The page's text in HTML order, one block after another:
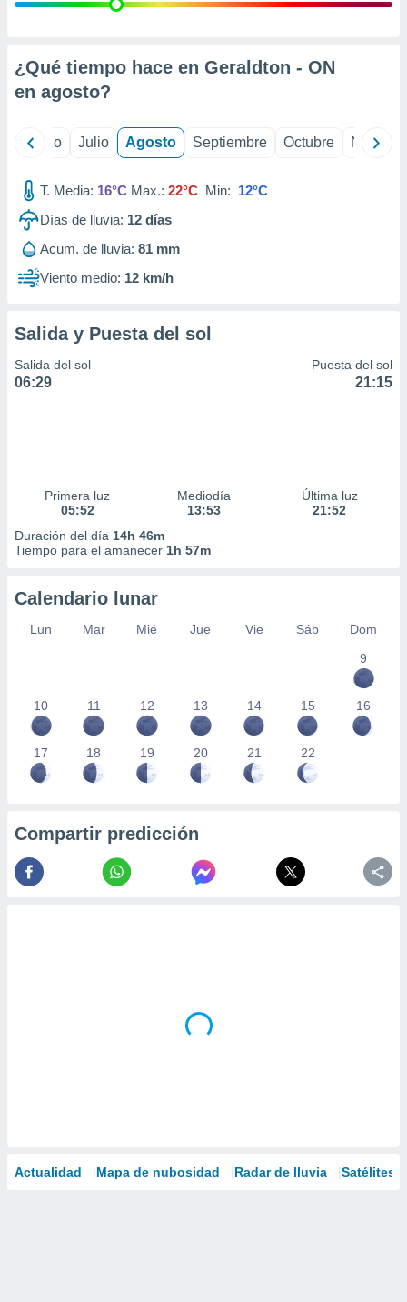
e
mediante
publicidad
de
1199
¿Qué tiempo hace en Geraldton - ON
en agosto?
Junio Julio Agosto Septiembre Octubre
T. Media: 16°C Max.: 22°C Min: 12°C
Días de lluvia: 12 días
Acum. de lluvia: 81 mm
Viento medio: 12 km/h
Salida y Puesta del sol
Salida del sol
06:29
Puesta del sol
21:15
Primera luz
05:52
Mediodía
13:53
Última luz
21:52
Duración del día 14h 46m
Tiempo para el amanecer 1h 57m
Calendario lunar
Lun Mar Mié Jue Vie Sáb
Dom
9
10 11 12 13 14 15 16
17 18 19 20 21 22
Compartir predicción
Actualidad Mapa de nubosidad Radar de lluvia Satélites